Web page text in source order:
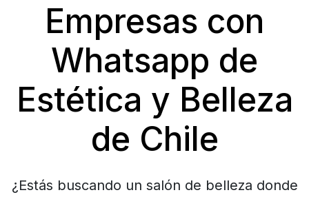
Empresas con
Whatsapp de
Estética y Belleza
de Chile
¿Estás buscando un salón de belleza donde